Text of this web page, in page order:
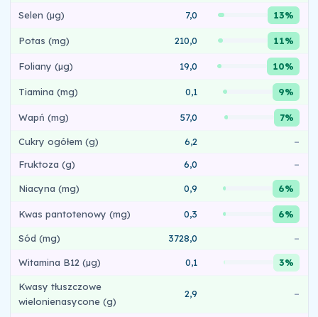
Selen (µg) 7,0 13%
Potas (mg) 210,0 11%
Foliany (µg) 19,0 10%
Tiamina (mg) 0,1 9%
Wapń (mg) 57,0 7%
Cukry ogółem (g) 6,2
–
Fruktoza (g)
6,0 –
Niacyna (mg) 0,9 6%
Kwas pantotenowy (mg) 0,3 6%
Sód (mg) 3728,0 –
Witamina B12 (µg) 0,1 3%
Kwasy tłuszczowe
wielonienasycone (g)
2,9 –